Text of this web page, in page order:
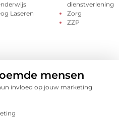
Laseren
dienstverlening
Zorg
ZZP
mensen
invloed op jouw marketing